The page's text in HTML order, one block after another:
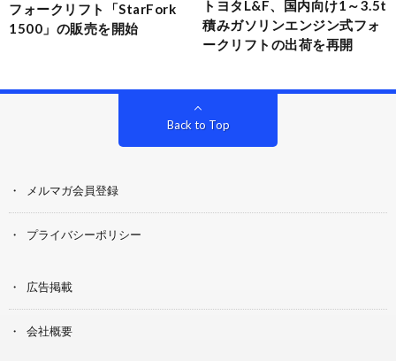
フォークリフト「StarFork
1500」の販売を開始
トヨタL&F、国内向け1～3.5t
積みガソリンエンジン式フォ
ークリフトの出荷を再開
Back to Top
メルマガ会員登録
プライバシーポリシー
広告掲載
会社概要